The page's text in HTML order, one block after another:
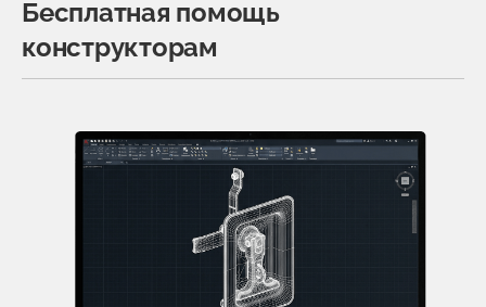
Бесплатная помощь
конструкторам